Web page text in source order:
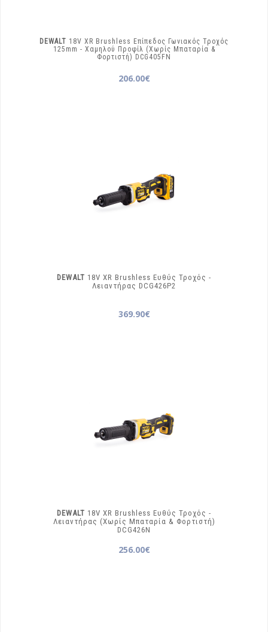
DEWALT 18V XR Brushless Επίπεδος Γωνιακός Τροχός
125mm - Χαμηλού Προφίλ (Χωρίς Μπαταρία &
Φορτιστή) DCG405FN
206.00€
DEWALT 18V XR Brushless Ευθύς Τροχός -
Λειαντήρας DCG426P2
369.90€
DEWALT 18V XR Brushless Ευθύς Τροχός -
Λειαντήρας (Χωρίς Μπαταρία & Φορτιστή)
DCG426N
256.00€